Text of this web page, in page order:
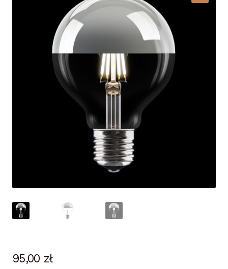
Lampy i oświetlenie
Moje konto
O firmie i sklepie
Odstąpienie od umowy
Polityka prywatności
Polityka rabatowa
95,00 zł